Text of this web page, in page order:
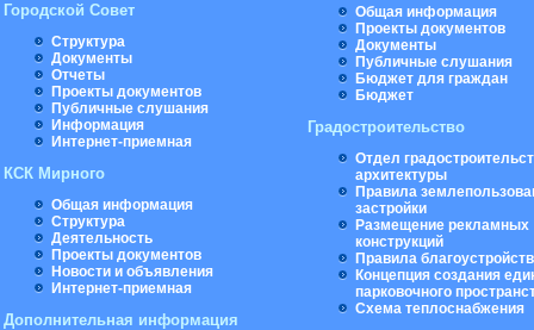
Городской Совет
Структура
Документы
Отчеты
Проекты документов
Публичные слушания
Информация
Интернет-приемная
КСК Мирного
Общая информация
Структура
Деятельность
Проекты документов
Новости и объявления
Интернет-приемная
Дополнительная информация
Общая информация
Проекты документов
Документы
Публичные слушания
Бюджет для граждан
Бюджет
Градостроительство
Отдел
архитектуры
Правила
застройки
Размещение рекламных
конструкций
Правила
Концепция создания
парковочного
Схема теплоснабжения